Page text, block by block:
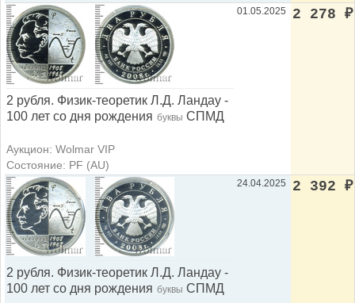
2 рубля. Физик-теоретик Л.Д. Ландау -
100 лет со дня рождения буквы СПМД
Аукцион: Wolmar VIP
Состояние: PF (AU)
01.05.2025 2 278 ₽
2 рубля. Физик-теоретик Л.Д. Ландау -
100 лет со дня рождения буквы СПМД
24.04.2025 2 392 ₽